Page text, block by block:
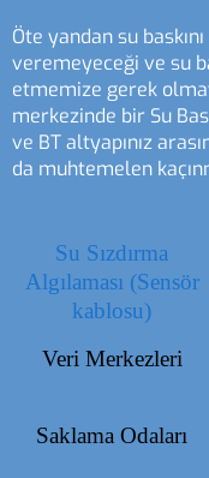
Öte yandan su
veremeyeceği ve su
etmemize gerek
merkezinde bir Su
ve BT altyapınız
da muhtemelen
Su Sızdırma
Algılaması (Sensör
kablosu)
Veri Merkezleri
Saklama Odaları